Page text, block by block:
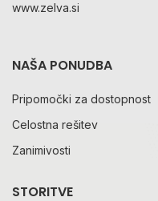
www.zelva.si
NAŠA PONUDBA
Pripomočki za dostopnost
Celostna rešitev
Zanimivosti
STORITVE